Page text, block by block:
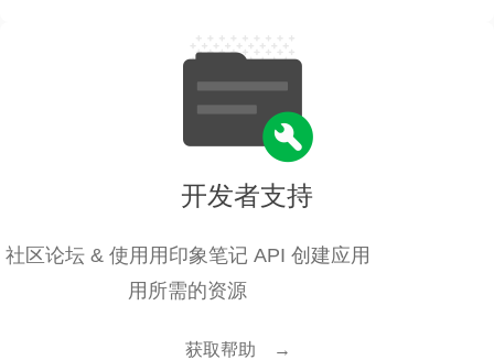
开发者⽀持
社区论坛 & 使⽤用印象笔记 API 创建应⽤
用所需的资源
获取帮助 →